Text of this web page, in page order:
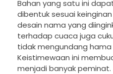
Bahan yang satu ini
dibentuk sesuai
desain nama yang
terhadap cuaca juga
tidak mengundang
Keistimewaan ini
menjadi banyak peminat.